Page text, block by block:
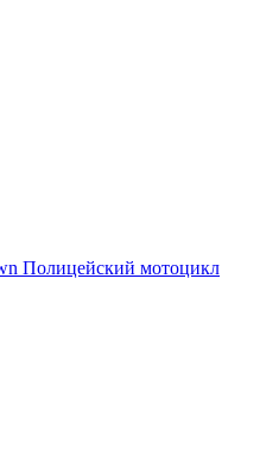
Полицейский мотоцикл